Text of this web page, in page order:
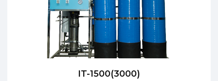
IT-1500(3000)